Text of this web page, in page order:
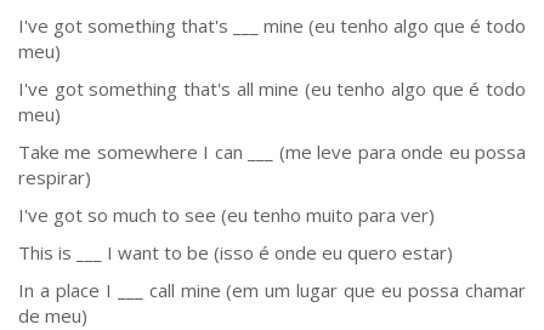
I've got something that's ___ mine (eu tenho algo que é todo
meu)
I've got something that's all mine (eu tenho algo que é todo
meu)
Take me somewhere I can ___ (me leve para onde eu possa
respirar)
I've got so much to see (eu tenho muito para ver)
This is ___ I want to be (isso é onde eu quero estar)
In a place I ___ call mine (em um lugar que eu possa chamar
de meu)